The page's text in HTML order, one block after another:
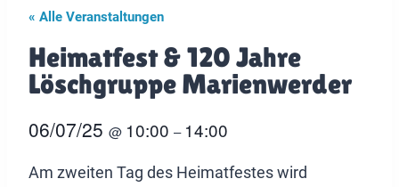
« Alle Veranstaltungen
Heimatfest & 120 Jahre
Löschgruppe Marienwerder
06/07/25 @ 10:00 – 14:00
Am zweiten Tag des Heimatfestes wird